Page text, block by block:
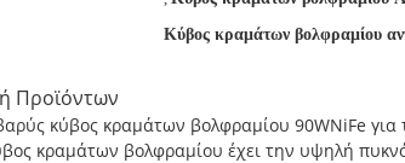
Κύβος κραμάτων βολφραμίου
Προϊόντων
κύβος κραμάτων βολφραμίου 90WNiFe για
κραμάτων βολφραμίου έχει την υψηλή